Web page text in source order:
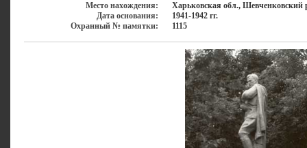
Место нахождения:
Харьковская обл., Шевченковский
Дата основания:
1941-1942 гг.
Охранный № памятки:
1115